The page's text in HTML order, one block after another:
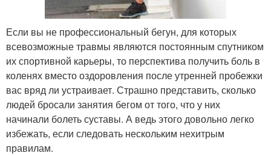
Если вы не профессиональный бегун, для которых
всевозможные травмы являются постоянным спутником
их спортивной карьеры, то перспектива получить боль в
коленях вместо оздоровления после утренней пробежки
вас вряд ли устраивает. Страшно представить, сколько
людей бросали занятия бегом от того, что у них
начинали болеть суставы. А ведь этого довольно легко
избежать, если следовать нескольким нехитрым
правилам.